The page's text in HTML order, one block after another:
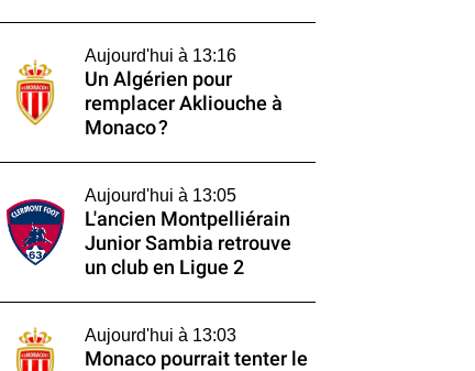
Aujourd'hui à 13:16
Un Algérien pour
remplacer Akliouche à
Monaco ?
Aujourd'hui à 13:05
L'ancien Montpelliérain
Junior Sambia retrouve
un club en Ligue 2
Aujourd'hui à 13:03
Monaco pourrait tenter le